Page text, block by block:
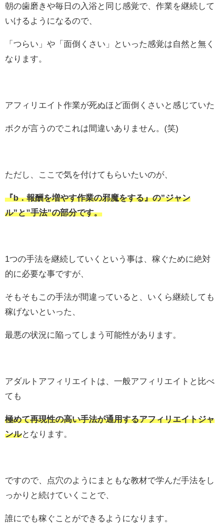
朝の歯磨きや毎日の入浴と同じ感覚で、作業を継続して
いけるようになるので、
「つらい」や「面倒くさい」といった感覚は自然と無く
なります。
アフィリエイト作業が死ぬほど面倒くさいと感じていた
ボクが言うのでこれは間違いありません。(笑)
ただし、ここで気を付けてもらいたいのが、
『b．報酬を増やす作業の邪魔をする』の”ジャン
ル”と”手法”の部分です。
1つの手法を継続していくという事は、稼ぐために絶対
的に必要な事ですが、
そもそもこの手法が間違っていると、いくら継続しても
稼げないといった、
最悪の状況に陥ってしまう可能性があります。
アダルトアフィリエイトは、一般アフィリエイトと比べ
ても
極めて再現性の高い手法が通用するアフィリエイトジャ
ンルとなります。
ですので、点穴のようにまともな教材で学んだ手法をし
っかりと続けていくことで、
誰にでも稼ぐことができるようになります。